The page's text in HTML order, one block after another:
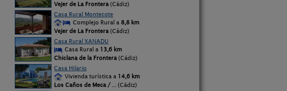
Vejer de La Frontera (Cádiz)
Casa Rural Montecote
Complejo Rural a 8,8 km
Vejer de La Frontera (Cádiz)
Casa Rural XANADU
Casa Rural a 13,6 km
Chiclana de la Frontera (Cádiz)
Casa Hilario
Vivienda turística a 14,6 km
Los Caños de Meca / ... (Cádiz)